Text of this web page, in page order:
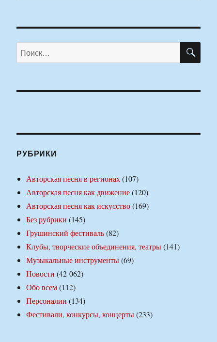
Искать:
РУБРИКИ
Авторская песня в регионах(107)
Авторская песня как движение(120)
Авторская песня как искусство(169)
Без рубрики (145)
Грушинский фестиваль(82)
Клубы, творческие объединения, театры(141)
Музыкальные инструменты(69)
Новости (42 062)
Обо всем(112)
Персоналии (134)
Фестивали, конкурсы, концерты(233)